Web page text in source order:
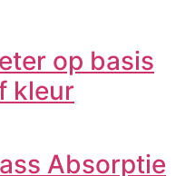
op basis
kleur
Absorptie